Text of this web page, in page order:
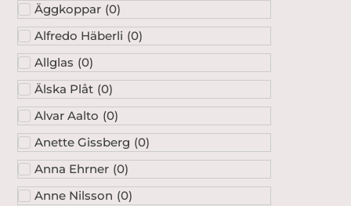
Äggkoppar (0)
Alfredo Häberli (0)
Allglas (0)
Älska Plåt (0)
Alvar Aalto (0)
Anette Gissberg (0)
Anna Ehrner (0)
Anne Nilsson (0)